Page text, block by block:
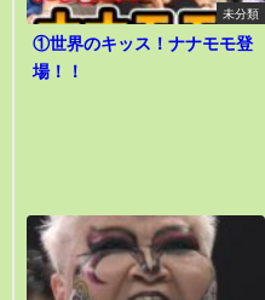
未分類
①世界のキッス！ナナモモ登
場！！